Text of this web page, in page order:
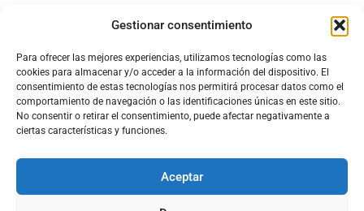
Gestionar consentimiento
Para ofrecer las mejores experiencias, utilizamos tecnologías como las
cookies para almacenar y/o acceder a la información del dispositivo. El
consentimiento de estas tecnologías nos permitirá procesar datos como el
comportamiento de navegación o las identificaciones únicas en este sitio.
No consentir o retirar el consentimiento, puede afectar negativamente a
ciertas características y funciones.
Aceptar